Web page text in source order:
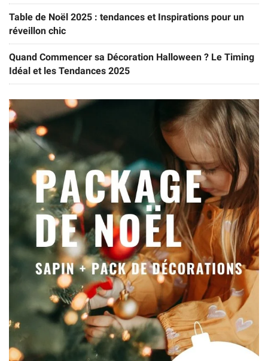
Table de Noël 2025 : tendances et Inspirations pour un
réveillon chic
Quand Commencer sa Décoration Halloween ? Le Timing
Idéal et les Tendances 2025